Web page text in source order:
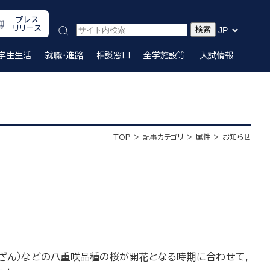
プレス
リリース
生生活 就職・進路 相談窓口 全学施設等 入試情報
TOP 記事カテゴリ 属性 お知らせ
）などの八重咲品種の桜が開花となる時期に合わせて，